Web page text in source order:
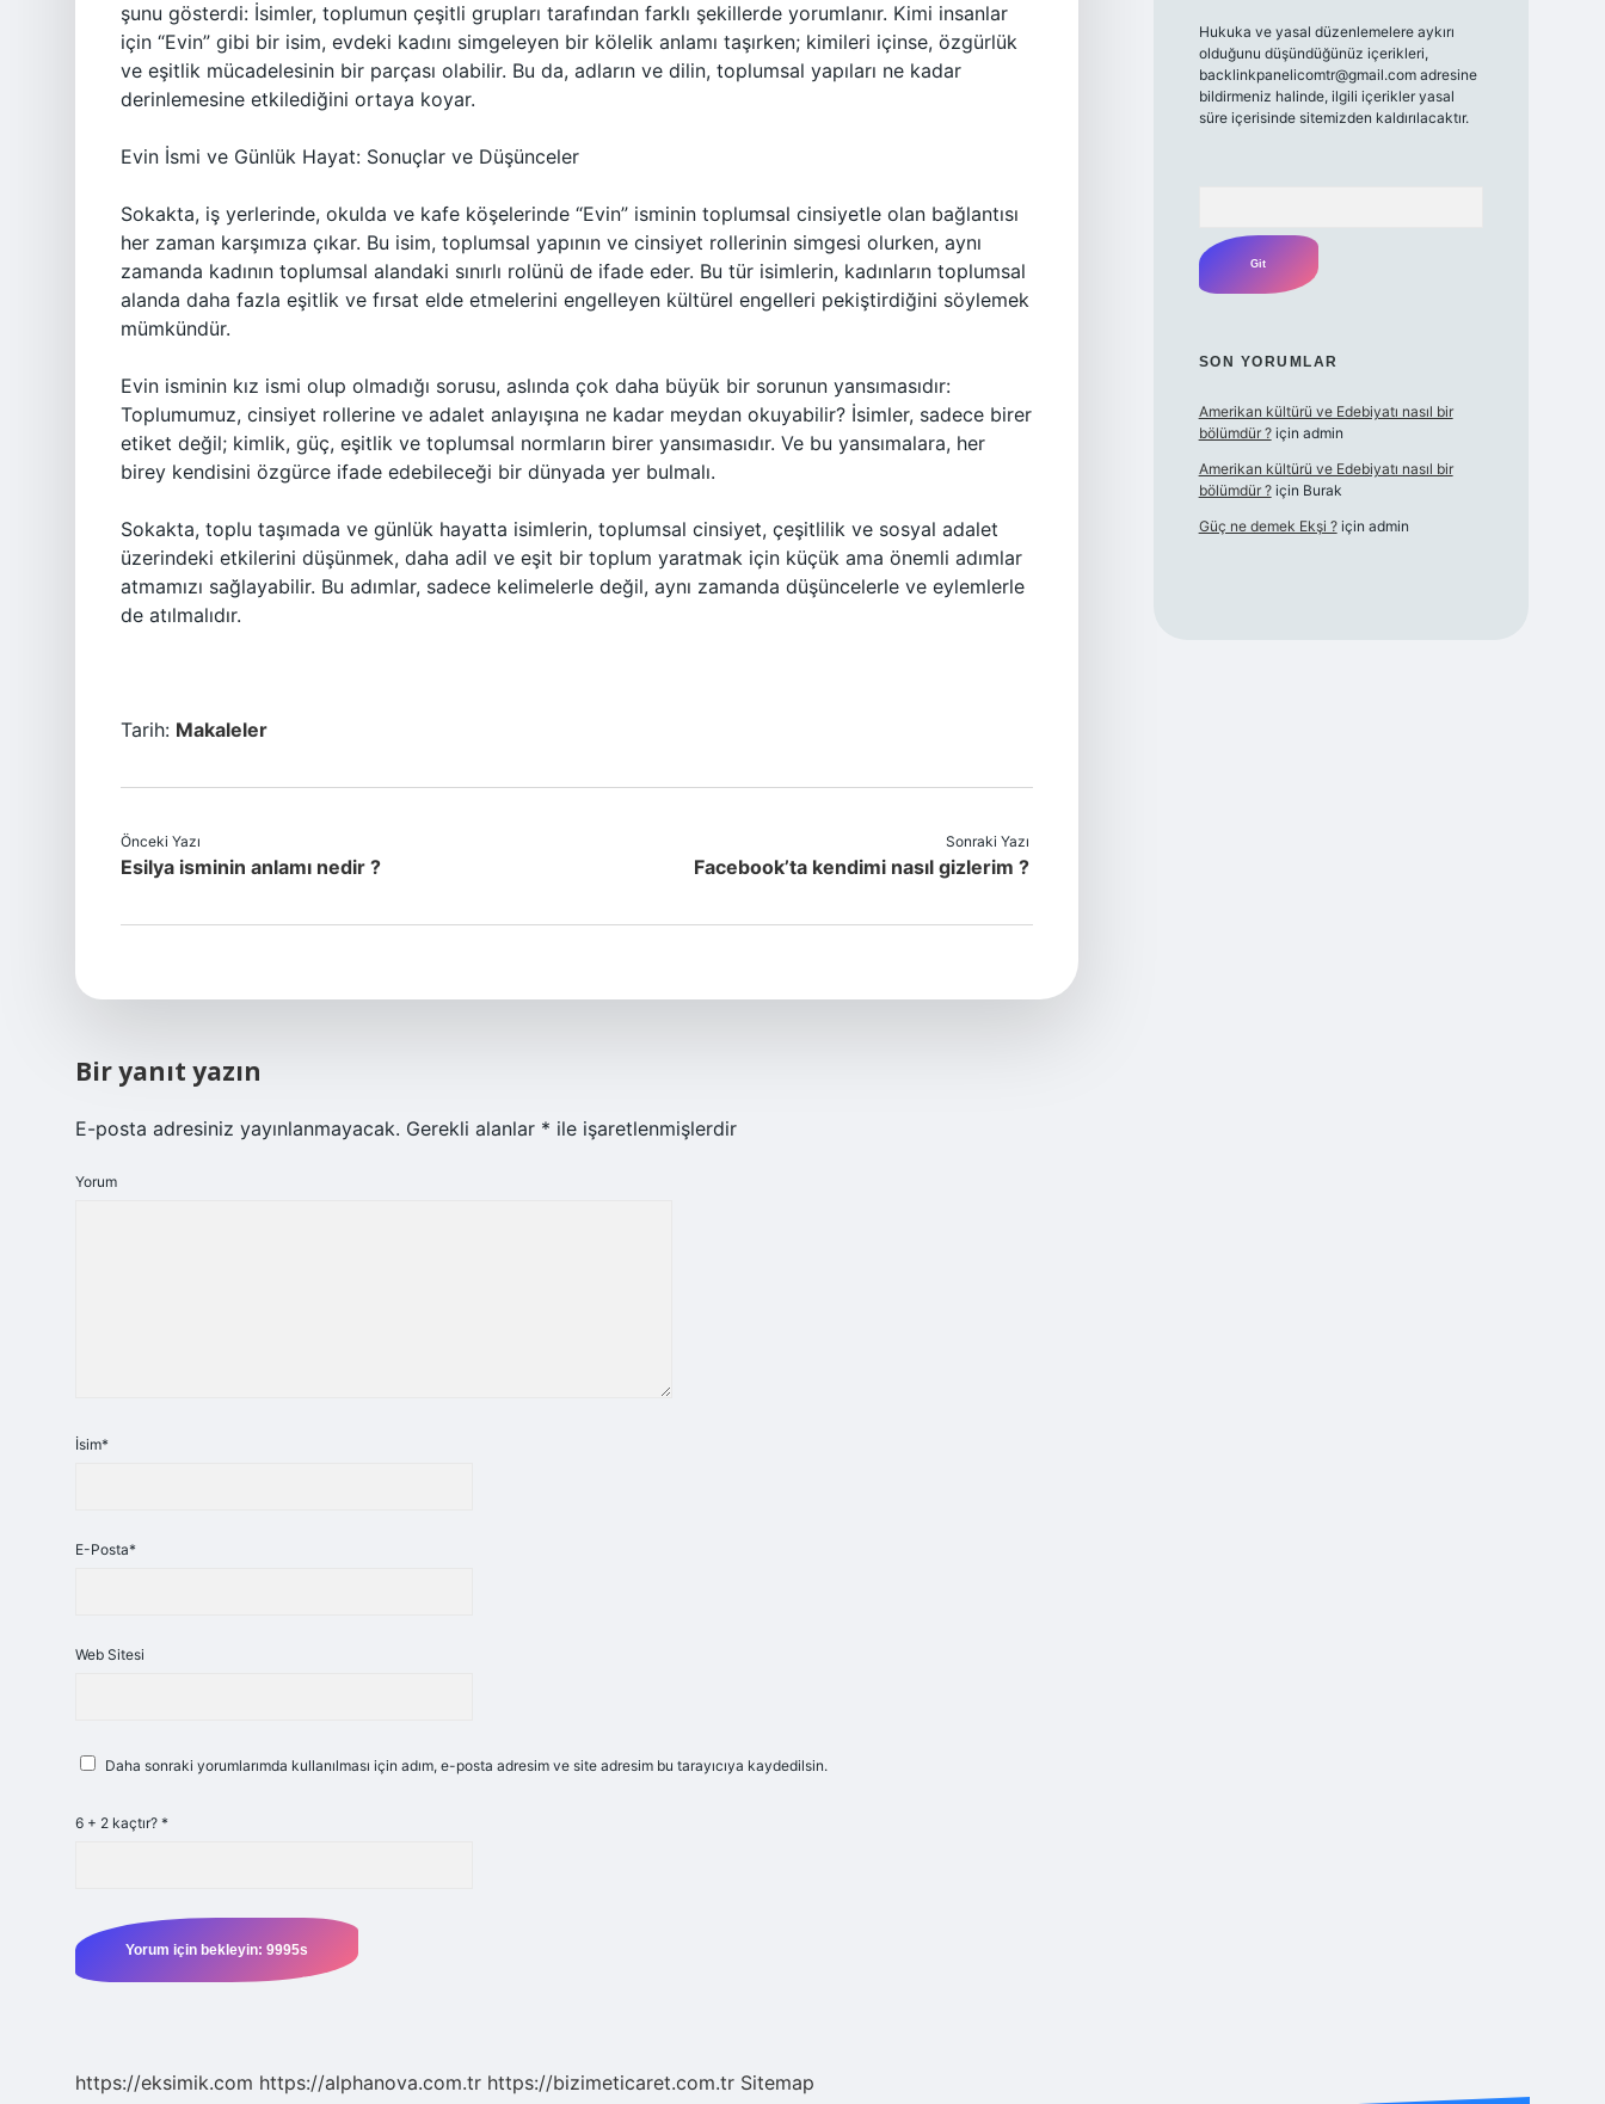
şunu gösterdi: İsimler, toplumun çeşitli grupları tarafından farklı şekillerde yorumlanır. Kimi insanlar
için “Evin” gibi bir isim, evdeki kadını simgeleyen bir kölelik anlamı taşırken; kimileri içinse, özgürlük
ve eşitlik mücadelesinin bir parçası olabilir. Bu da, adların ve dilin, toplumsal yapıları ne kadar
derinlemesine etkilediğini ortaya koyar.
Evin İsmi ve Günlük Hayat: Sonuçlar ve Düşünceler
Sokakta, iş yerlerinde, okulda ve kafe köşelerinde “Evin” isminin toplumsal cinsiyetle olan bağlantısı
her zaman karşımıza çıkar. Bu isim, toplumsal yapının ve cinsiyet rollerinin simgesi olurken, aynı
zamanda kadının toplumsal alandaki sınırlı rolünü de ifade eder. Bu tür isimlerin, kadınların toplumsal
alanda daha fazla eşitlik ve fırsat elde etmelerini engelleyen kültürel engelleri pekiştirdiğini söylemek
mümkündür.
Evin isminin kız ismi olup olmadığı sorusu, aslında çok daha büyük bir sorunun yansımasıdır:
Toplumumuz, cinsiyet rollerine ve adalet anlayışına ne kadar meydan okuyabilir? İsimler, sadece birer
etiket değil; kimlik, güç, eşitlik ve toplumsal normların birer yansımasıdır. Ve bu yansımalara, her
birey kendisini özgürce ifade edebileceği bir dünyada yer bulmalı.
Sokakta, toplu taşımada ve günlük hayatta isimlerin, toplumsal cinsiyet, çeşitlilik ve sosyal adalet
üzerindeki etkilerini düşünmek, daha adil ve eşit bir toplum yaratmak için küçük ama önemli adımlar
atmamızı sağlayabilir. Bu adımlar, sadece kelimelerle değil, aynı zamanda düşüncelerle ve eylemlerle
de atılmalıdır.
Tarih: Makaleler
Önceki Yazı
Esilya isminin anlamı nedir ?
Sonraki Yazı
Facebook’ta kendimi nasıl gizlerim ?
Bir yanıt yazın
E-posta adresiniz yayınlanmayacak. Gerekli alanlar * ile işaretlenmişlerdir
Yorum
İsim*
E-Posta*
Web Sitesi
Daha sonraki yorumlarımda kullanılması için adım, e-posta adresim ve site adresim bu tarayıcıya kaydedilsin.
6 + 2 kaçtır? *
https://eksimik.com https://alphanova.com.tr https://bizimeticaret.com.tr Sitemap
Hukuka ve yasal düzenlemelere aykırı
olduğunu düşündüğünüz içerikleri,
backlinkpanelicomtr@gmail.comadresine
bildirmeniz halinde, ilgili içerikler yasal
süre içerisinde sitemizden kaldırılacaktır.
SON YORUMLAR
Amerikan kültürü ve Edebiyatı nasıl bir
bölümdür ?için admin
Amerikan kültürü ve Edebiyatı nasıl bir
bölümdür ?için Burak
Güç ne demek Ekşi ?için admin